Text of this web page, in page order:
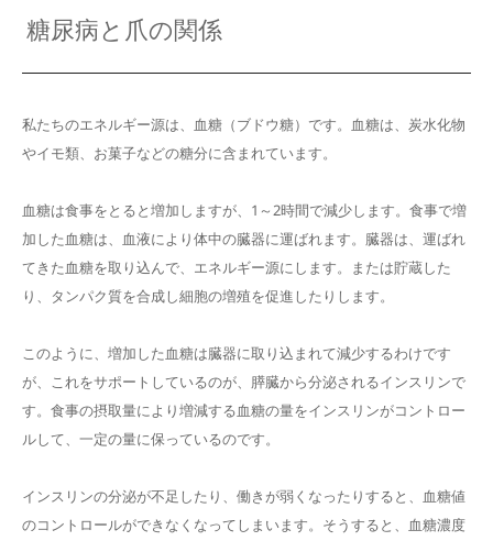
糖尿病と爪の関係
私たちのエネルギー源は、血糖（ブドウ糖）です。血糖は、炭水化物
やイモ類、お菓子などの糖分に含まれています。
血糖は食事をとると増加しますが、1～2時間で減少します。食事で増
加した血糖は、血液により体中の臓器に運ばれます。臓器は、運ばれ
てきた血糖を取り込んで、エネルギー源にします。または貯蔵した
り、タンパク質を合成し細胞の増殖を促進したりします。
このように、増加した血糖は臓器に取り込まれて減少するわけです
が、これをサポートしているのが、膵臓から分泌されるインスリンで
す。食事の摂取量により増減する血糖の量をインスリンがコントロー
ルして、一定の量に保っているのです。
インスリンの分泌が不足したり、働きが弱くなったりすると、血糖値
のコントロールができなくなってしまいます。そうすると、血糖濃度